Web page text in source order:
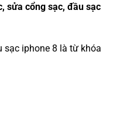
sửa cổng sạc, đầu sạc
sạc iphone 8 là từ khóa